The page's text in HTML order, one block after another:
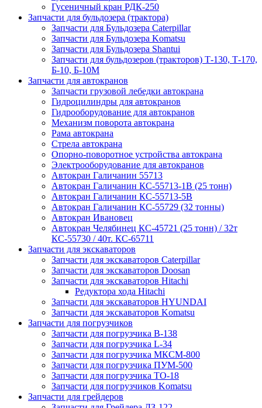
Гусеничный кран РДК-250
Запчасти для бульдозера (трактора)
Запчасти для Бульдозера Caterpillar
Запчасти для Бульдозера Komatsu
Запчасти для Бульдозера Shantui
Запчасти для бульдозеров (тракторов) Т-130, Т-170,
Б-10, Б-10М
Запчасти для автокранов
Запчасти грузовой лебедки автокрана
Гидроцилиндры для автокранов
Гидрооборудование для автокранов
Механизм поворота автокрана
Рама автокрана
Стрела автокрана
Опорно-поворотное устройства автокрана
Электрооборудование для автокранов
Автокран Галичанин 55713
Автокран Галичанин КС-55713-1В (25 тонн)
Автокран Галичанин КС-55713-5В
Автокран Галичанин КС-55729 (32 тонны)
Автокран Ивановец
Автокран Челябинец КС-45721 (25 тонн) / 32т
КС-55730 / 40т. КС-65711
Запчасти для экскаваторов
Запчасти для экскаваторов Caterpillar
Запчасти для экскаваторов Doosan
Запчасти для экскаваторов Hitachi
Редуктора хода Hitachi
Запчасти для экскаваторов HYUNDAI
Запчасти для экскаваторов Komatsu
Запчасти для погрузчиков
Запчасти для погрузчика B-138
Запчасти для погрузчика L-34
Запчасти для погрузчика МКСМ-800
Запчасти для погрузчика ПУМ-500
Запчасти для погрузчика ТО-18
Запчасти для погрузчиков Komatsu
Запчасти для грейдеров